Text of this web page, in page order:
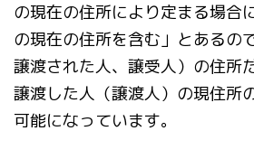
の現在の住所により定まる場合
の現在の住所を含む」とあるの
譲渡された人、譲受人）の住所
譲渡した人（譲渡人）の現住所
可能になっています。